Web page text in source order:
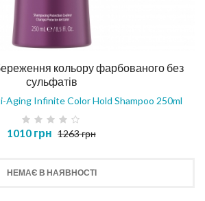
кольору фарбованого без
сульфатів
Aging Infinite Color Hold Shampoo 250ml
1010 грн 1263 грн
НЕМАЄ В НАЯВНОСТІ